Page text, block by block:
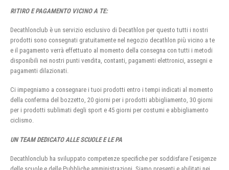
RITIRO E PAGAMENTO VICINO A TE:
Decathlonclub è un servizio esclusivo di Decathlon per questo tutti i nostri
prodotti sono consegnati gratuitamente nel negozio decathlon più vicino a te
e il pagamento verrà effettuato al momento della consegna con tutti i metodi
disponibili nei nostri punti vendita, contanti, pagamenti elettronici, assegni e
pagamenti dilazionati.
Ci impegniamo a consegnare i tuoi prodotti entro i tempi indicati al momento
della conferma del bozzetto, 20 giorni per i prodotti abbigliamento, 30 giorni
per i prodotti sublimati degli sport e 45 giorni per costumi e abbigliamento
ciclismo.
UN TEAM DEDICATO ALLE SCUOLE E LE PA
Decathlonclub ha sviluppato competenze specifiche per soddisfare l’esigenze